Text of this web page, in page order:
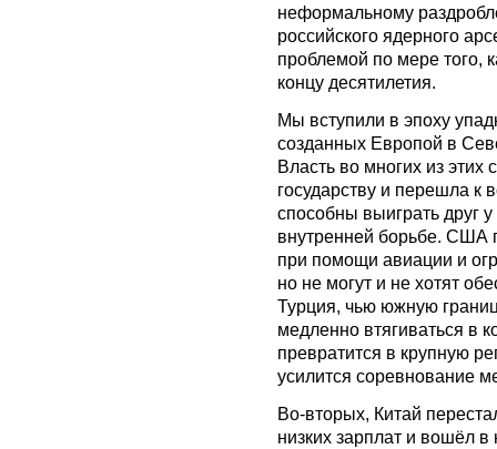
неформальному
российского ядерного
проблемой по мере того,
концу десятилетия.
Мы вступили в эпоху
созданных Европой в
Власть во многих из
государству и перешла
способны выиграть друг
внутренней борьбе. США
при помощи авиации и
но не могут и не хотят
Турция, чью южную
медленно втягиваться в
превратится в крупную
усилится соревнование
Во-вторых, Китай
низких зарплат и вошёл в